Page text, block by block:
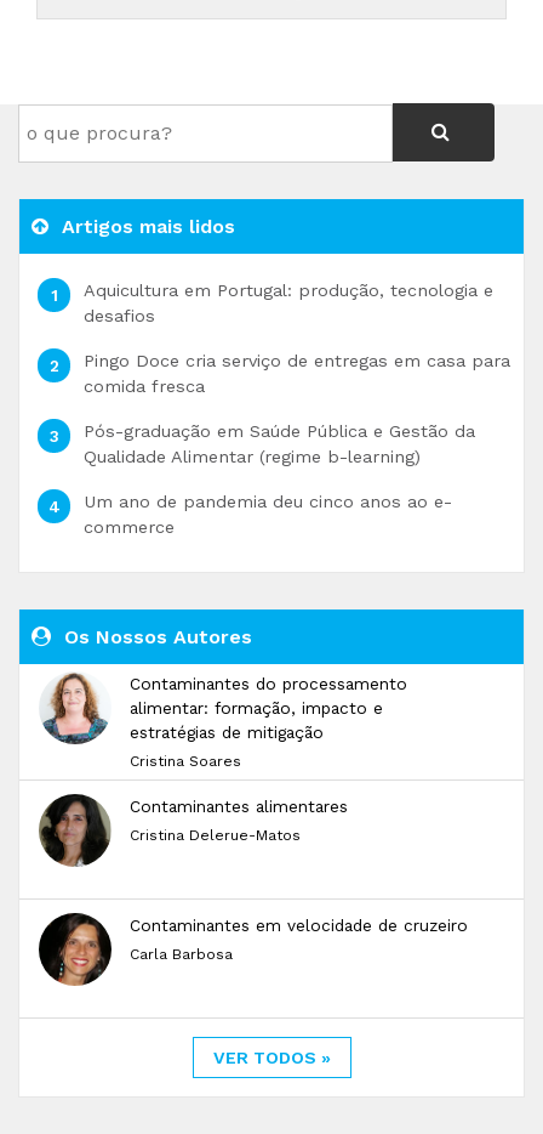
Artigos mais lidos
Aquicultura em Portugal: produção, tecnologia e
desafios
Pingo Doce cria serviço de entregas em casa para
comida fresca
Pós-graduação em Saúde Pública e Gestão da
Qualidade Alimentar (regime b-learning)
Um ano de pandemia deu cinco anos ao e-
commerce
Os Nossos Autores
Contaminantes do processamento
alimentar: formação, impacto e
estratégias de mitigação
Cristina Soares
Contaminantes alimentares
Cristina Delerue-Matos
Contaminantes em velocidade de cruzeiro
Carla Barbosa
VER TODOS »